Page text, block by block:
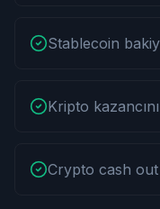
Stablecoin
Kripto
Crypto cash